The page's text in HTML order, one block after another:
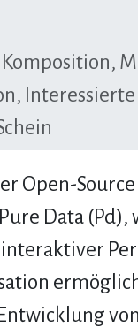
Interessierte
Open-Source
Data (Pd),